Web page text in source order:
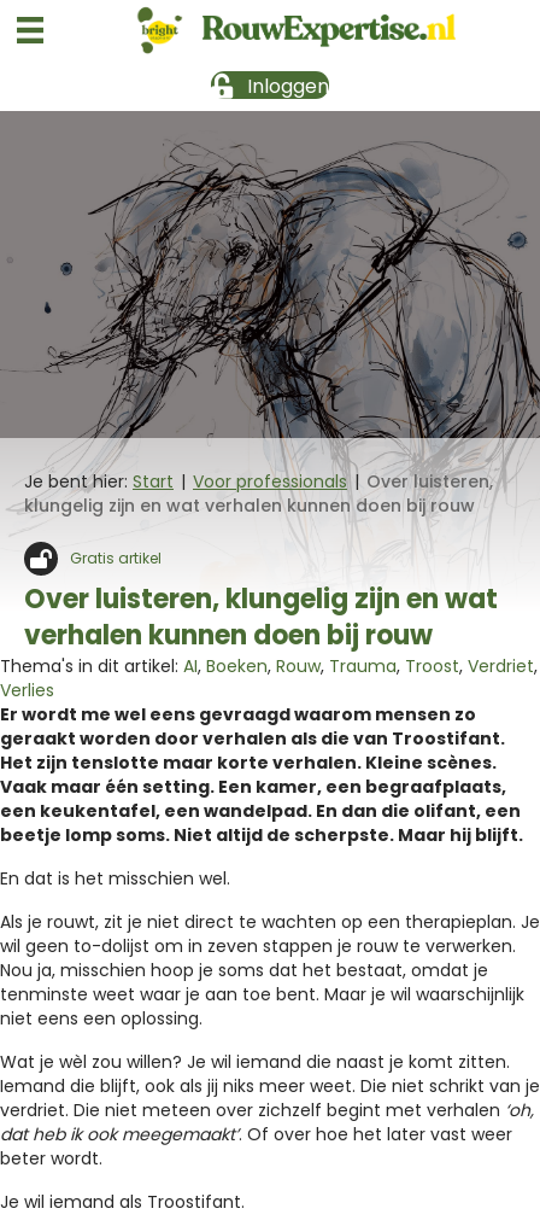
Inloggen
Je bent hier: Start | Voor professionals| Over luisteren,
klungelig zijn en wat verhalen kunnen doen bij rouw
Gratis artikel
Over luisteren, klungelig zijn en wat
verhalen kunnen doen bij rouw
Thema's in dit artikel: AI, Boeken, Rouw, Trauma, Troost, Verdriet,
Verlies
Er wordt me wel eens gevraagd waarom mensen zo
geraakt worden door verhalen als die van Troostifant.
Het zijn tenslotte maar korte verhalen. Kleine scènes.
Vaak maar één setting. Een kamer, een begraafplaats,
een keukentafel, een wandelpad. En dan die olifant, een
beetje lomp soms. Niet altijd de scherpste. Maar hij blijft.
En dat is het misschien wel.
Als je rouwt, zit je niet direct te wachten op een therapieplan. Je
wil geen to-dolijst om in zeven stappen je rouw te verwerken.
Nou ja, misschien hoop je soms dat het bestaat, omdat je
tenminste weet waar je aan toe bent. Maar je wil waarschijnlijk
niet eens een oplossing.
Wat je wèl zou willen? Je wil iemand die naast je komt zitten.
Iemand die blijft, ook als jij niks meer weet. Die niet schrikt van je
verdriet. Die niet meteen over zichzelf begint met verhalen ‘oh,
dat heb ik ook meegemaakt’. Of over hoe het later vast weer
beter wordt.
Je wil iemand als Troostifant.